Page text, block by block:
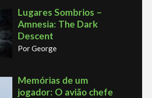
Lugares Sombrios –
Amnesia: The Dark
Descent
Por George
Memórias de um
jogador: O avião chefe